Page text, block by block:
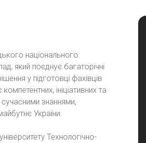
національного
який поєднує багаторічні
у підготовці фахівців
ініціативних та
сучасними знаннями,
України.
Технологічно-